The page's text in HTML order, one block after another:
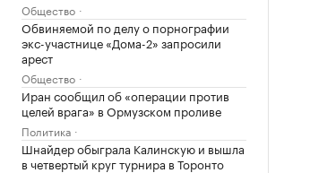
Общество
Обвиняемой по делу о порнографии
экс-участнице «Дома-2» запросили
арест
Общество
Иран сообщил об «операции против
целей врага» в Ормузском проливе
Политика
Шнайдер обыграла Калинскую и вышла
в четвертый круг турнира в Торонто